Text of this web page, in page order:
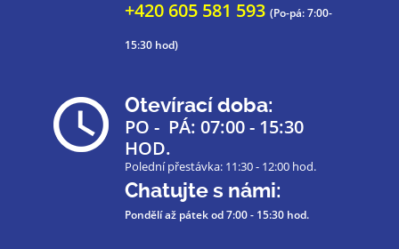
+420 605 581 593 (Po-pá: 7:00-
15:30 hod)
Otevírací doba:
PO - PÁ: 07:00 - 15:30
HOD.
Polední přestávka: 11:30 - 12:00 hod.
Chatujte s námi:
Pondělí až pátekod 7:00 - 15:30 hod.